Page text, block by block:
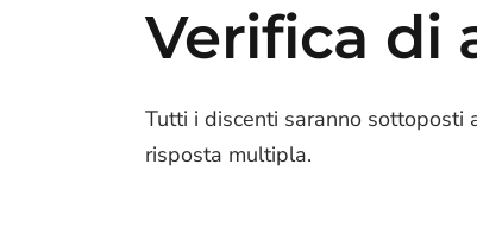
Verifica di
Tutti i discenti saranno sottoposti
risposta multipla.